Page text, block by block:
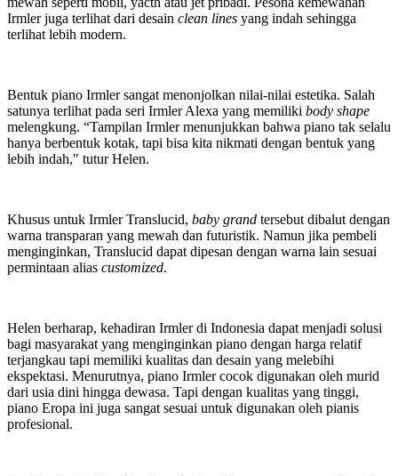
Irmler juga terlihat dari desain clean lines yang indah sehingga
terlihat lebih modern.
Bentuk piano Irmler sangat menonjolkan nilai-nilai estetika. Salah
satunya terlihat pada seri Irmler Alexa yang memiliki body shape
melengkung. “Tampilan Irmler menunjukkan bahwa piano tak selalu
hanya berbentuk kotak, tapi bisa kita nikmati dengan bentuk yang
lebih indah," tutur Helen.
Khusus untuk Irmler Translucid, baby grand tersebut dibalut dengan
warna transparan yang mewah dan futuristik. Namun jika pembeli
menginginkan, Translucid dapat dipesan dengan warna lain sesuai
permintaan alias customized.
Helen berharap, kehadiran Irmler di Indonesia dapat menjadi solusi
bagi masyarakat yang menginginkan piano dengan harga relatif
terjangkau tapi memiliki kualitas dan desain yang melebihi
ekspektasi. Menurutnya, piano Irmler cocok digunakan oleh murid
dari usia dini hingga dewasa. Tapi dengan kualitas yang tinggi,
piano Eropa ini juga sangat sesuai untuk digunakan oleh pianis
profesional.